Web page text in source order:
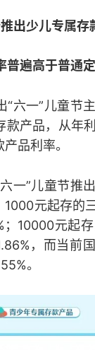
出少儿专属存
普遍高于普通
六一”儿童节
款产品，从年
品利率。
一”儿童节推
1000元起存的
；10000元起
，而当前
。